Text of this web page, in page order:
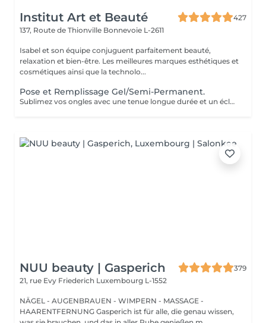
Institut Art et Beauté
427
137, Route de Thionville Bonnevoie L-2611
Isabel et son équipe conjuguent parfaitement beauté,
relaxation et bien-être. Les meilleures marques esthétiques et
cosmétiques ainsi que la technolo...
Pose et Remplissage Gel/Semi-Permanent.
Sublimez vos ongles avec une tenue longue durée et un éclat impeccable. Offrez-vous des mains toujours parfaites sans effort !
NUU beauty | Gasperich
379
21, rue Evy Friederich Luxembourg L-1552
NÄGEL - AUGENBRAUEN - WIMPERN - MASSAGE -
HAARENTFERNUNG Gasperich ist für alle, die genau wissen,